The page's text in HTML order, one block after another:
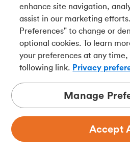
Tangerine est le nom commercial
une filiale en propriété
Nouvelle-Écosse etmembre à
Confidentialité
enhance site navigation,
assist in our marketing
Preferences" to change or
optional cookies. To learn
your preferences at any
following link. Privacy
Manage
Accept